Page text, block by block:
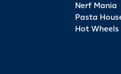
Nerf Mania
Pasta
Hot Wheels